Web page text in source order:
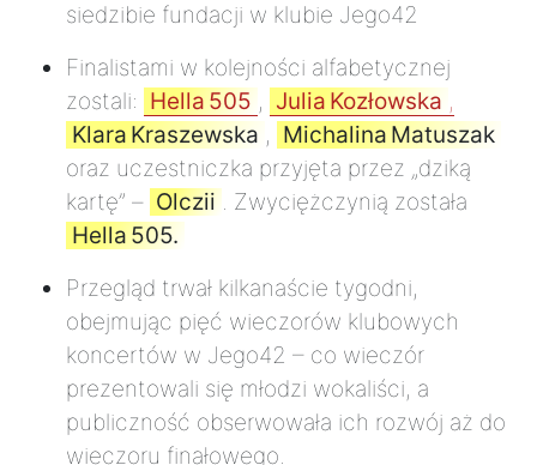
siedzibie fundacji w klubie Jego42
Finalistami w kolejności alfabetycznej
zostali: Hella 505 , Julia Kozłowska ,
Klara Kraszewska , Michalina Matuszak
oraz uczestniczka przyjęta przez „dziką
kartę” – Olczii . Zwyciężczynią została
Hella 505.
Przegląd trwał kilkanaście tygodni,
obejmując pięć wieczorów klubowych
koncertów w Jego42 – co wieczór
prezentowali się młodzi wokaliści, a
publiczność obserwowała ich rozwój aż do
wieczoru finałowego.